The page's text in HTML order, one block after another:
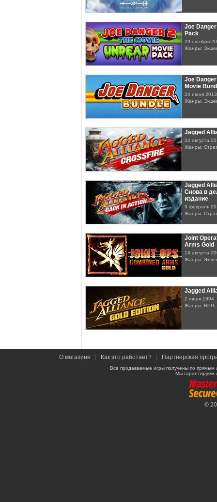
Joe
Pack
29 октября
Жанры:
Joe
Movie
24 июня 2013
Жанры:
Jagged
24 августа
Жанры:
Jagged
Снова в
издание
9 февраля
Жанры:
Joint
Arms Gold
18 августа
Жанры:
Jagged
2 июня 1994
Жанры: RPG,
О магазине Как это работает? Партнерская
Все продаваемые игры получены по
Мы гарантируем
©